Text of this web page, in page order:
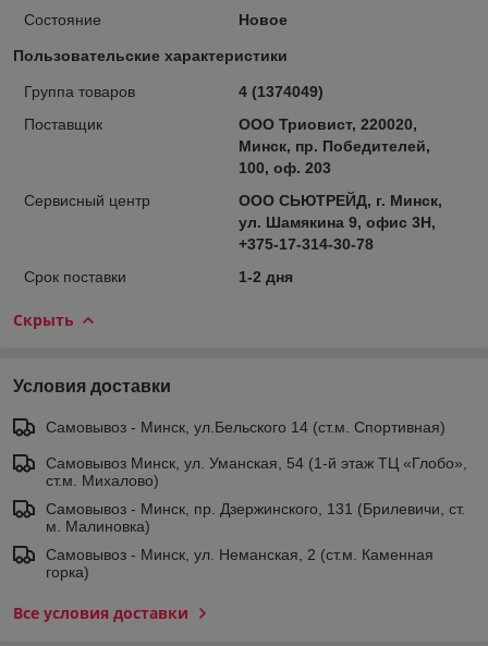
Состояние Новое
Пользовательские характеристики
Группа товаров
4 (1374049)
Поставщик
ООО Триовист, 220020,
Минск, пр. Победителей,
100, оф. 203
Сервисный центр
ООО СЬЮТРЕЙД, г. Минск,
ул. Шамякина 9, офис 3Н,
+375-17-314-30-78
Срок поставки
1-2 дня
Скрыть
Условия доставки
Самовывоз - Минск, ул.Бельского 14 (ст.м. Спортивная)
Самовывоз Минск, ул. Уманская, 54 (1-й этаж ТЦ «Глобо»,
ст.м. Михалово)
Самовывоз - Минск, пр. Дзержинского, 131 (Брилевичи, ст.
м. Малиновка)
Самовывоз - Минск, ул. Неманская, 2 (ст.м. Каменная
горка)
Все условия доставки